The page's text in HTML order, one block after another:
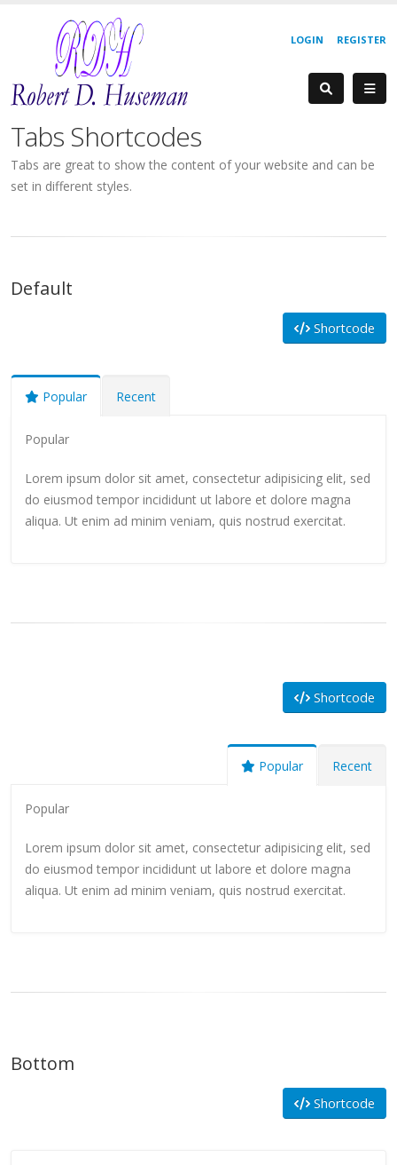
REGISTER
LOGIN
Tabs Shortcodes
Tabs are great to show the content of your website and can be
set in different styles.
Default
Shortcode
Popular Recent
Popular
Lorem ipsum dolor sit amet, consectetur adipisicing elit, sed
do eiusmod tempor incididunt ut labore et dolore magna
aliqua. Ut enim ad minim veniam, quis nostrud exercitat.
Shortcode
Popular Recent
Popular
Lorem ipsum dolor sit amet, consectetur adipisicing elit, sed
do eiusmod tempor incididunt ut labore et dolore magna
aliqua. Ut enim ad minim veniam, quis nostrud exercitat.
Bottom
Shortcode